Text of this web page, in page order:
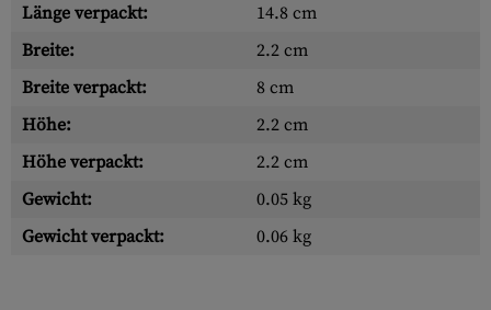
Länge verpackt:
14.8 cm
Breite:
2.2 cm
Breite verpackt:
8 cm
Höhe:
2.2 cm
Höhe verpackt:
2.2 cm
Gewicht:
0.05 kg
Gewicht verpackt:
0.06 kg